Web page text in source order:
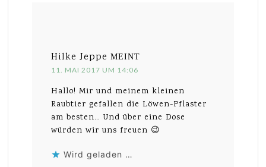
Hilke Jeppe MEINT
11. MAI 2017 UM 14:06
Hallo! Mir und meinem kleinen
Raubtier gefallen die Löwen-Pflaster
am besten… Und über eine Dose
würden wir uns freuen 😉
Wird geladen …